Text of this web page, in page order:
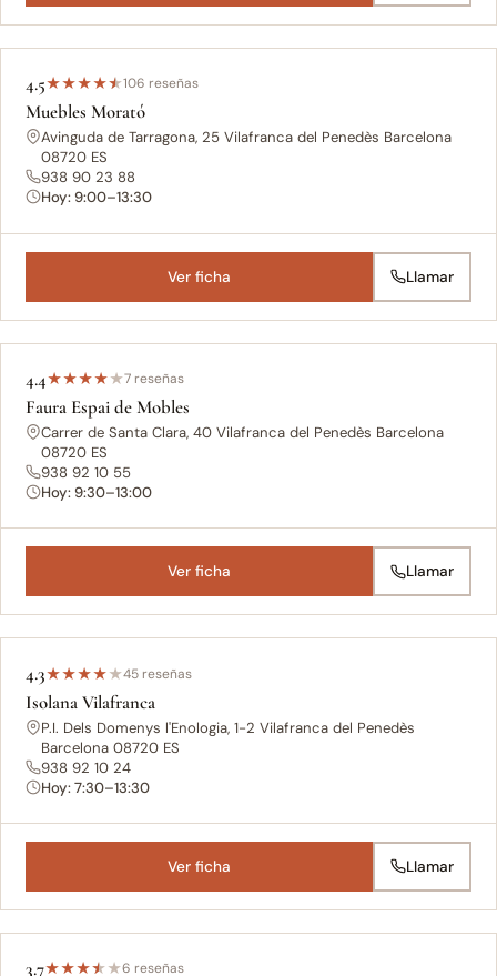
4.5★★★★★106 reseñas
Muebles Morató
Avinguda de Tarragona, 25 Vilafranca del Penedès Barcelona
08720 ES
938 90 23 88
Hoy: 9:00–13:30
Ver ficha Llamar
4.4★★★★★7 reseñas
Faura Espai de Mobles
Carrer de Santa Clara, 40 Vilafranca del Penedès Barcelona
08720 ES
938 92 10 55
Hoy: 9:30–13:00
Ver ficha Llamar
4.3★★★★★45 reseñas
Isolana Vilafranca
P.I. Dels Domenys l'Enologia, 1-2 Vilafranca del Penedès
Barcelona 08720 ES
938 92 10 24
Hoy: 7:30–13:30
Ver ficha Llamar
3.7★★★★★6 reseñas